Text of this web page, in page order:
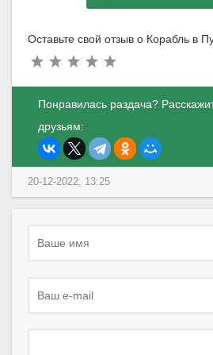
Оставьте свой отзыв о Корабль в
Понравилась раздача?
друзьям:
20-12-2022, 13:25